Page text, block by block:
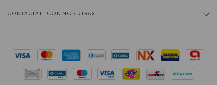
CONTACTATE CON NOSOTRAS